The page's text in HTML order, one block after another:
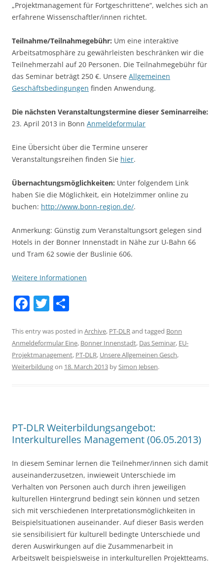
„Projektmanagement für Fortgeschrittene“, welches sich an
erfahrene Wissenschaftler/innen richtet.
Teilnahme/Teilnahmegebühr: Um eine interaktive
Arbeitsatmosphäre zu gewährleisten beschränken wir die
Teilnehmerzahl auf 20 Personen. Die Teilnahmegebühr für
das Seminar beträgt 250 €. Unsere Allgemeinen
Geschäftsbedingungen finden Anwendung.
Die nächsten Veranstaltungstermine dieser Seminarreihe:
23. April 2013 in Bonn Anmeldeformular
Eine Übersicht über die Termine unserer
Veranstaltungsreihen finden Sie hier.
Übernachtungsmöglichkeiten: Unter folgendem Link
haben Sie die Möglichkeit, ein Hotelzimmer online zu
buchen: http://www.bonn-region.de/.
Anmerkung: Günstig zum Veranstaltungsort gelegen sind
Hotels in der Bonner Innenstadt in Nähe zur U-Bahn 66
und Tram 62 sowie der Buslinie 606.
Weitere Informationen
F
c
e
b
T
itt
er
ar
e
This entry was posted in Archive, PT-DLRand tagged Bonn
Anmeldeformular Eine, Bonner Innenstadt, Das Seminar, EU-
Projektmanagement, PT-DLR, Unsere Allgemeinen Gesch,
Weiterbildungon 18. March 2013 bySimon Jebsen.
PT-DLR Weiterbildungsangebot:
Interkulturelles Management (06.05.2013)
In diesem Seminar lernen die Teilnehmer/innen sich damit
auseinanderzusetzen, inwieweit Unterschiede im
Verhalten von Personen auch durch ihren jeweiligen
kulturellen Hintergrund bedingt sein können und setzen
sich mit verschiedenen Interpretationsmöglichkeiten in
Beispielsituationen auseinander. Auf dieser Basis werden
sie sensibilisiert für kulturell bedingte Unterschiede und
deren Auswirkungen auf die Zusammenarbeit in
Arbeitswelt beispielsweise in interkulturellen Projektteams.